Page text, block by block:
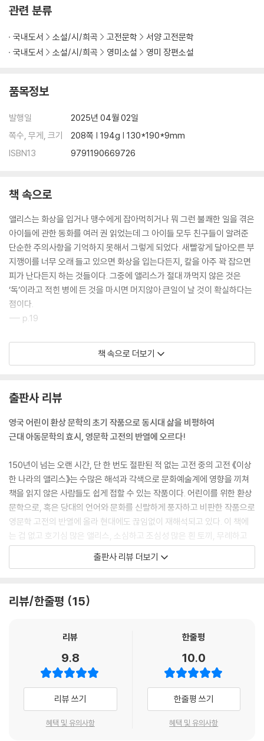
관련 분류
국내도서 소설/시/희곡 고전문학
서양 고전문학
국내도서
소설/시/희곡 영미소설 영미 장편소설
품목정보
발행일
2025년 04월 02일
쪽수, 무게, 크기
208쪽 | 194g | 130*190*9mm
ISBN13
9791190669726
책 속으로
앨리스는 화상을 입거나 맹수에게 잡아먹히거나 뭐 그런 불쾌한 일을 겪은
아이들에 관한 동화를 여러 권 읽었는데 그 아이들 모두 친구들이 알려준
단순한 주의사항을 기억하지 못해서 그렇게 되었다. 새빨갛게 달아오른 부
지깽이를 너무 오래 들고 있으면 화상을 입는다든지, 칼을 아주 꽉 잡으면
피가 난다든지 하는 것들이다. 그중에 앨리스가 절대 까먹지 않은 것은
‘독’이라고 적힌 병에 든 것을 마시면 머지않아 큰일이 날 것이 확실하다는
점이다.
--- p.19
“너는, 그러니까 개는 좋아해?”
생쥐가 대답을 하지 않자 앨리스는 열심히 설명했다.
던지면 잘 물어 오고 밥 먹기 전에 앉아서 기다리는 것 등 뭐 다 잘해. 너무
많아서 내가 다 기억은 못하지만. 아무튼 키우는 농부 아저씨가 그러는데
그 개가 쓸모가 아주 많아서 100파운드는 족히 받을 수 있을 거라고 했어!
쥐도 잘 잡아 죽인다고 했는데, 어머나!”
앨리스는 슬픈 목소리로 탄식했다.
“내가 또 널 불쾌하게 했구나!”
--- p.34
‘집에 가만히 있을 때가 편했는데.’ 가엾은 앨리스가 생각했다. ‘몸이 자라
거나 줄어들거나 하지 않고 생쥐나 토끼한테 명령을 받을 일도 없고 말이
야. 토끼 굴로 따라 들어가지 말걸. 하지만 이런 삶도 너무 신기하잖아! 앞
으로 나에게 어떤 일이 벌어질지 궁금해! 동화책을 읽던 시절에는 현실에
선 절대 이런 일이 일어날 수 없을 거라 생각했는데 내가 지금 그런 일을 겪
한 권 써야겠어. 그렇지만 난 이미 다 컸는걸.’
“그래서! 네 정체가 뭐야?” 비둘기가 물었다. “거짓으로 둘러대려고 하는
“나는? 나는 소녀야.”
앨리스는 오늘 하루 자신이 여러 번 바뀐 것이 기억나 사뭇 자신 없는 목소
리로 대답했다.
“그럴싸한 핑계야!” 비둘기가 아주 경멸하는 목소리로 말했다. “살면서 착
한 소녀들을 많이 봤는데 너 같은 목을 가진 소녀는 한 번도 보지 못했어!
책 속으로 더보기
출판사 리뷰
영국 어린이 환상 문학의 초기 작품으로 동시대 삶을 비평하여
근대 아동문학의 효시, 영문학 고전의 반열에 오르다!
150년이 넘는 오랜 시간, 단 한 번도 절판된 적 없는 고전 중의 고전 《이상
한 나라의 앨리스》는 수많은 해석과 각색으로 문화예술계에 영향을 끼쳐
책을 읽지 않은 사람들도 쉽게 접할 수 있는 작품이다. 어린이를 위한 환상
문학으로, 혹은 당대의 언어와 문화를 신랄하게 풍자하고 비판한 작품으로
영문학 고전의 반열에 올라 현대에도 끊임없이 재해석되고 있다. 이 책에
는 겁 없고 호기심 많은 앨리스, 소심하고 조심성 많은 흰 토끼, 무례하고
혼란스러운 성격의 모자 장수, 언제나 웃는 얼굴의 기이한 체셔 고양이, 알
쏭달쏭 나른한 말투의 애벌레, 신경질적이고 잔인한 하트 여왕 등 전무후
대사를 통해 구현된다.
다양하게 해석되고 변주되는 문화콘텐츠 원형으로 높은 가치를 평가받는
사람에게 권한다. 앨리스를 처음 접하는 독자부터 다양한 작품들을 통해서
앨리스를 좋아하게 된 독자까지 아이와 어른 할 것 없이 모두가 즐길 수 있
는 환상 문학의 세계로 초대한다.
“돼지라고 했어, 무화과라고 했어?” 고양이가 물었다.
출판사 리뷰 더보기
리뷰/한줄평 15
리뷰
9.8
리뷰 쓰기
혜택 및 유의사항
한줄평
10.0
한줄평 쓰기
혜택 및 유의사항